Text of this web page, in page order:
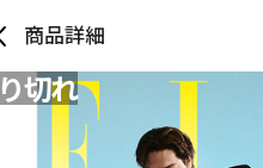
商品詳細
切れ